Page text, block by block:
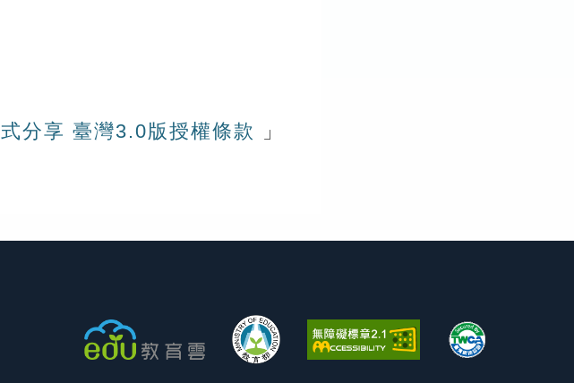
分享 臺灣3.0版授權條款
」